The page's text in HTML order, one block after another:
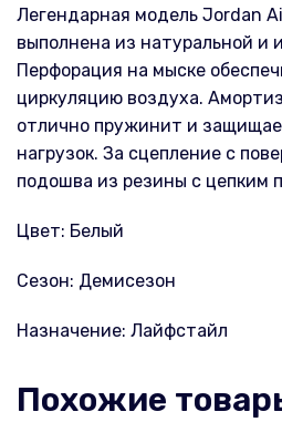
Легендарная модель Jordan
выполнена из натуральной и
Перфорация на мыске
циркуляцию воздуха.
отлично пружинит и
нагрузок. За сцепление с
подошва из резины с цепким
Цвет: Белый
Сезон: Демисезон
Назначение: Лайфстайл
Похожие